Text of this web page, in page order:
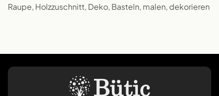
Raupe, Holzzuschnitt, Deko, Basteln, malen, dekorieren